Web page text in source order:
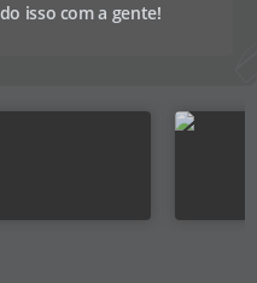
isso com a gente!